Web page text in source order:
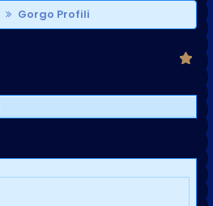
Gorgo Profili